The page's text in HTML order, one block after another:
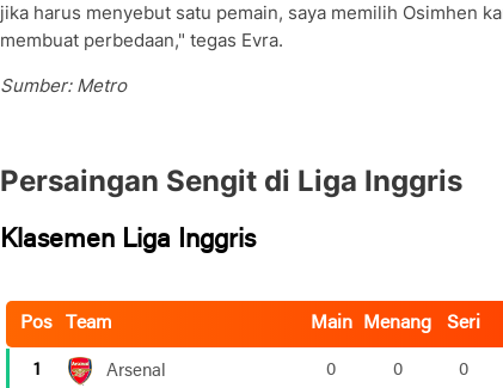
jika harus menyebut satu pemain, saya memilih Osimhen
membuat perbedaan," tegas Evra.
Sumber: Metro
Persaingan Sengit di Liga Inggris